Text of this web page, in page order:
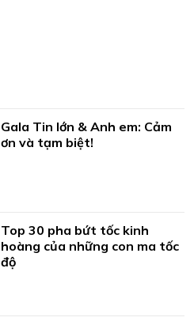
Gala Tin lớn & Anh em: Cảm
ơn và tạm biệt!
Top 30 pha bứt tốc kinh
hoàng của những con ma tốc
độ